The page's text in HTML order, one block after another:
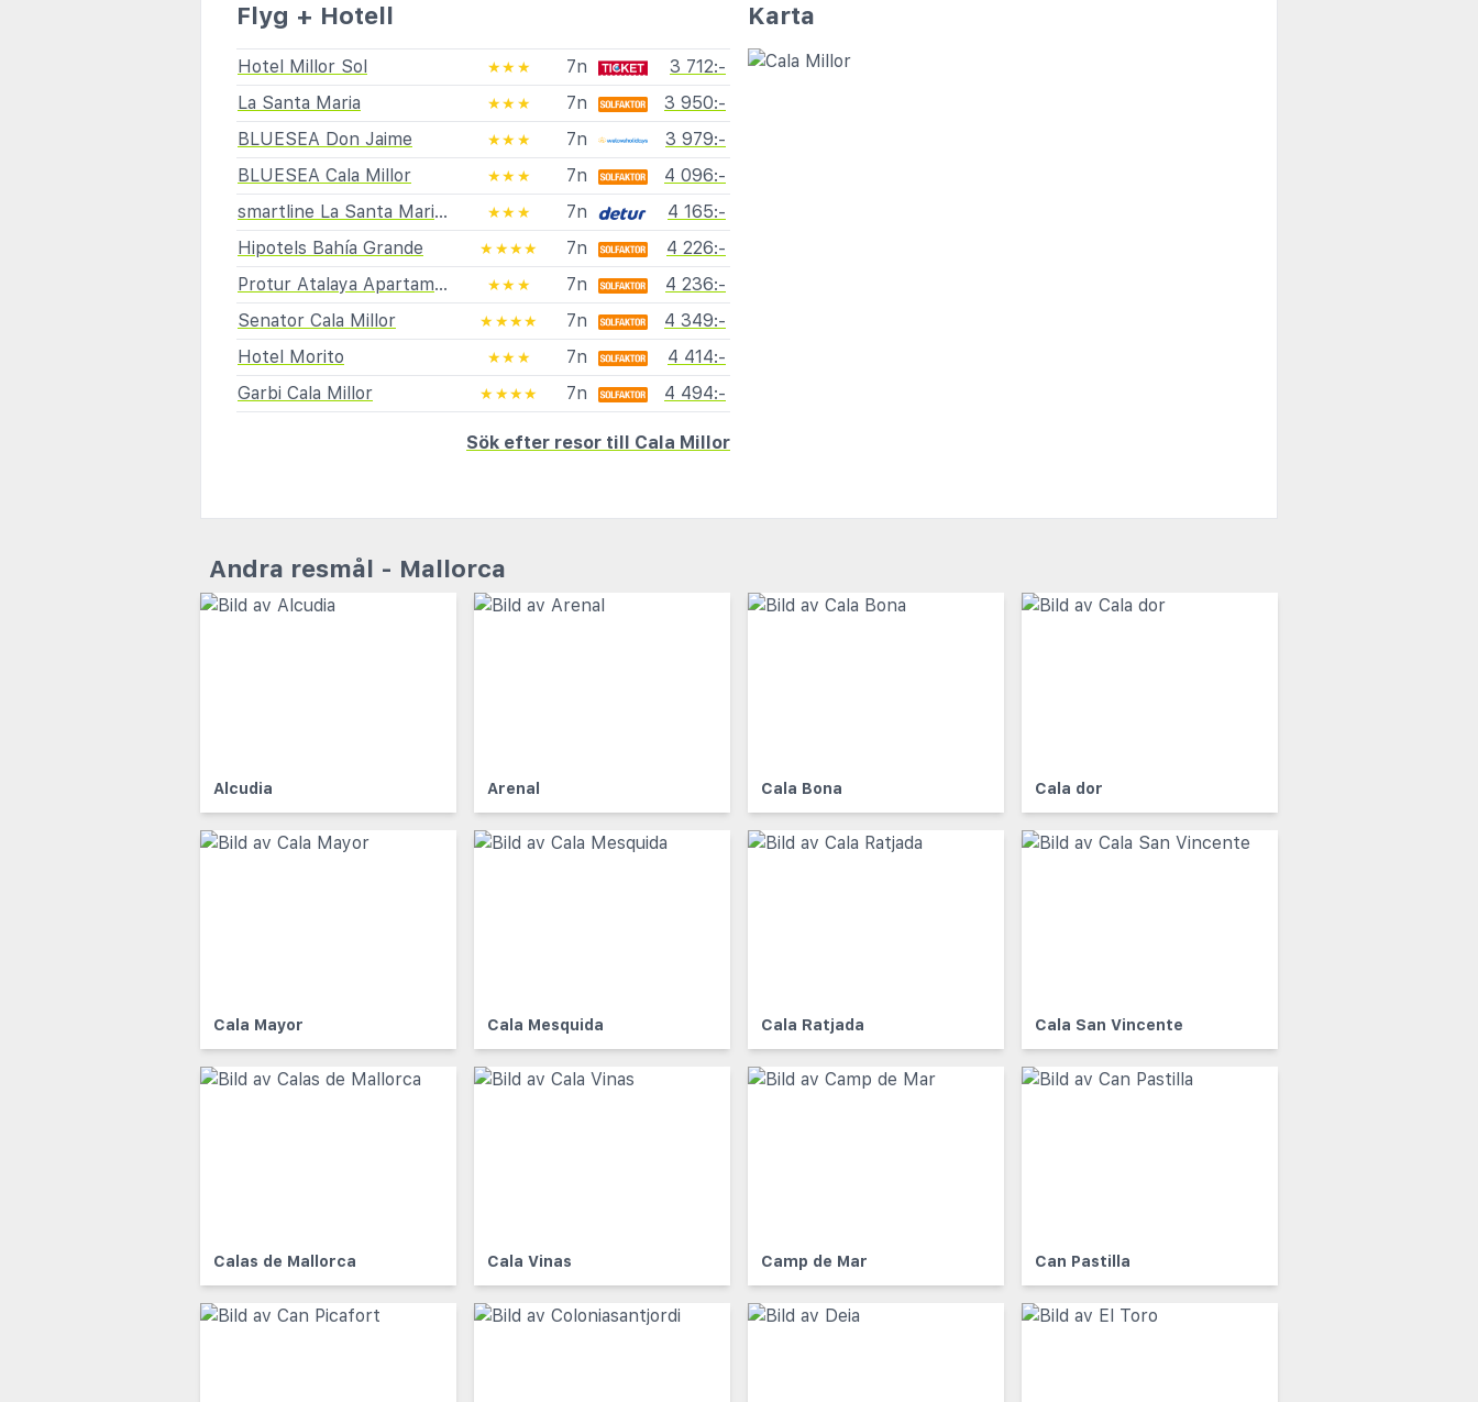
Flyg + Hotell
Hotel Millor Sol ★★★ 7n
3 712:-
La Santa Maria
★★★ 7n
3 950:-
BLUESEA Don Jaime
★★★ 7n
3 979:-
BLUESEA Cala Millor
★★★ 7n
4 096:-
smartline La Santa Maria Playa
★★★ 7n
4 165:-
Hipotels Bahía Grande
★★★★ 7n
4 226:-
Protur Atalaya Apartamentos
★★★ 7n
4 236:-
Senator Cala Millor
★★★★ 7n
4 349:-
Hotel Morito
★★★ 7n
4 414:-
Garbi Cala Millor
★★★★ 7n 4 494:-
Sök efter resor till Cala Millor
Karta
Andra resmål - Mallorca
Alcudia Arenal Cala Bona Cala dor
Cala Mayor Cala Mesquida Cala Ratjada Cala San Vincente
Calas de Mallorca Cala Vinas Camp de Mar Can Pastilla